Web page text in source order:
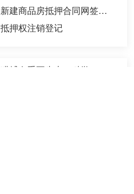
新建商品房抵押合同网签备案
抵押权注销登记